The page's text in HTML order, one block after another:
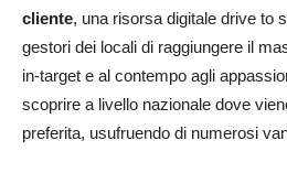
cliente, una risorsa digitale drive to
gestori dei locali di raggiungere il
in-target e al contempo agli
scoprire a livello nazionale dove
preferita, usufruendo di numerosi